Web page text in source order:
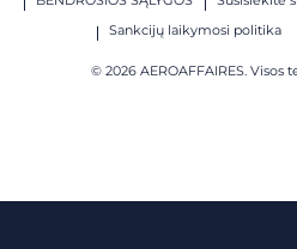
Sankcijų laikymosi politika
© 2026 AEROAFFAIRES. Visos